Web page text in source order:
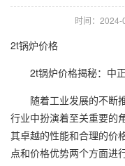
时间：
2t锅炉价格
2t锅炉价格揭秘：中
随着工业发展的不断
行业中扮演着至关重要的
其卓越的性能和合理的价
点和价格优势两个方面进